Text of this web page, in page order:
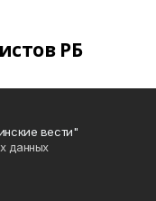
РБ
вести"
данных